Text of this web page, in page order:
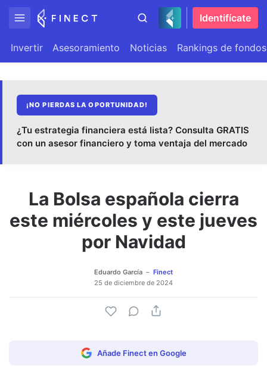
Identifícate
Invertir Asesoramiento Noticias Rankings de fondos
¡NO PIERDAS LA OPORTUNIDAD!
¿Tu estrategia financiera está lista? Consulta GRATIS
con un asesor financiero y toma ventaja del mercado
La Bolsa española cierra
este miércoles y este jueves
por Navidad
Eduardo García
Finect
25 de diciembre de 2024
Añade Finect en Google